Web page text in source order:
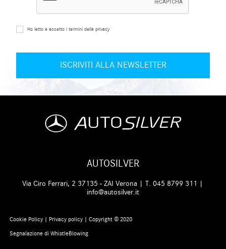
Ho letto e accetto i termini della privacy
AUTOSILVER
Via Ciro Ferrari, 2 37135 - ZAI Verona | T.045 8799 311 |
info@autosilver.it
Cookie Policy | Privacy policy| Copyright © 2020
Segnalazione di WhistleBlowing